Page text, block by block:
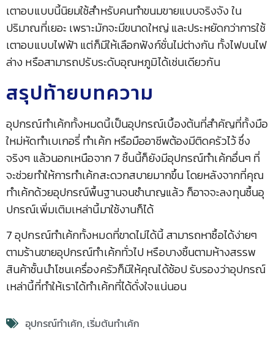
เตาอบแบบนี้นิยมใช้สำหรับคนทำขนมขายแบบจริงจัง ใน
ปริมาณที่เยอะ เพราะมักจะมีขนาดใหญ่ และประหยัดกว่าการใช้
เตาอบแบบไฟฟ้า แต่ก็มีให้เลือกฟังก์ชั่นไม่ต่างกัน ทั้งไฟบนไฟ
ล่าง หรือสามารถปรับระดับอุณหภูมิได้เช่นเดียวกัน
สรุปท้ายบทความ
อุปกรณ์ทำเค้กทั้งหมดนี้เป็นอุปกรณ์เบื้องต้นที่สำคัญที่ทั้งมือ
ใหม่หัดทำเบเกอรี่ ทำเค้ก หรือมืออาชีพต้องมีติดครัวไว้ ซึ่ง
จริงๆ แล้วนอกเหนือจาก 7 ชิ้นนี้ก็ยังมีอุปกรณ์ทำเค้กอื่นๆ ที่
จะช่วยทำให้การทำเค้กสะดวกสบายมากขึ้น โดยหลังจากที่คุณ
ทำเค้กด้วยอุปกรณ์พื้นฐานจนชำนาญแล้ว ก็อาจจะลงทุนซื้นอุ
ปกรณ์เพิ่มเติมเหล่านี้มาใช้งานก็ได้
7 อุปกรณ์ทำเค้กทั้งหมดที่ขาดไม่ได้นี้ สามารถหาซื้อได้ง่ายๆ
ตามร้านขายอุปกรณ์ทำเค้กทั่วไป หรือบางชิ้นตามห้างสรรพ
สินค้าชั้นนำโซนเครื่องครัวก็มีให้คุณได้ช้อป รับรองว่าอุปกรณ์
เหล่านี้ที่ทำให้เราได้ทำเค้กที่ได้ดั่งใจแน่นอน
อุปกรณ์ทำเค้ก, เริ่มต้นทำเค้ก